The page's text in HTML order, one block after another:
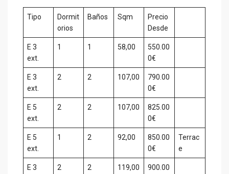
Tipo
Dormit
orios
Baños Sqm
Precio
Desde
E 3
ext.
1 1 58,00
550.00
0€
E 3
ext.
2 2 107,00
790.00
0€
E 5
ext.
2 2 107,00
825.00
0€
E 5
ext.
1 2 92,00
850.00
0€
Terrac
e
E 3
2 2 119,00
900.00